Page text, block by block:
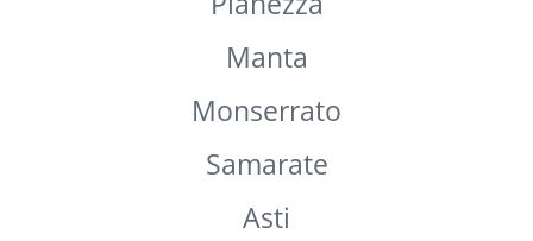
Biella
Venasca
Grugliasco
Ortucchio